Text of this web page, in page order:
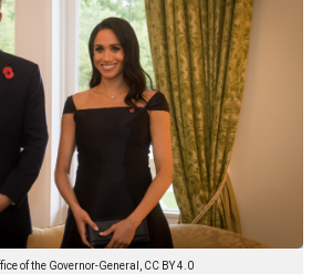
of the Governor-General, CC BY 4.0